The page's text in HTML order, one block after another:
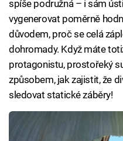
spíše podružná – i sám
vygenerovat poměrně
důvodem, proč se celá
dohromady. Když máte
protagonistu, prostořeký
způsobem, jak zajistit, že
sledovat statické záběry!